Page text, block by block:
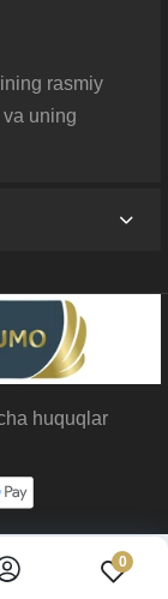
rasmiy
uning
huquqlar
0